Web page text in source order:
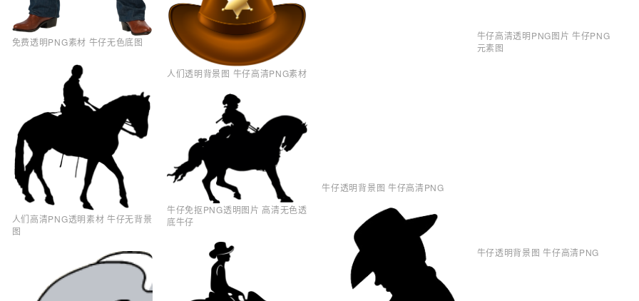
免费透明PNG素材 牛仔无色底图
人们高清PNG透明素材 牛仔无背景
图
人们透明背景图 牛仔高清PNG素材
牛仔免抠PNG透明图片 高清无色透
底牛仔
牛仔透明背景图 牛仔高清PNG
牛仔高清透明PNG图片 牛仔PNG
元素图
牛仔透明背景图 牛仔高清PNG